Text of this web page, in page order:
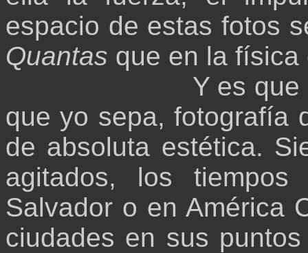
espacio de estas fotos
Quantas que en la física
Y es
que yo sepa, fotografía
de absoluta estética.
agitados, los
Salvador o en América
ciudades en sus